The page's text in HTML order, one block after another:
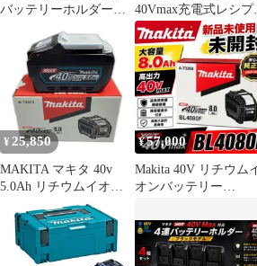
バッテリーホルダー
40Vmax充電式レシプ
ソー JR002GZ 充電器＋
バッテリ＋ケース付
【202】
¥ 25,850
MAKITA マキタ 40v
5.0Ah リチウムイオン
バッテリ 未使用 ※PSE
マークあり (４)
BL4050F ブラック
¥57,000
Makita 40V リチウム
オンバッテリー